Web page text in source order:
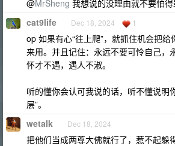
@MrSheng 我想说的没理由就不要怕得
cat9life Dec 18, 2024 1
op 如果有心“往上爬”，就抓住机会把
来用。并且记住：永远不要可怜自己，
怀才不遇，遇人不淑。
听的懂你会认可我说的话，听不懂说明
层”。
wetalk Dec 18, 2024
把他们当成两尊大佛就行了，惹不起躲